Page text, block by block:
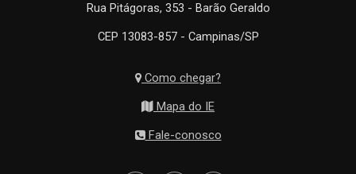
Rua Pitágoras, 353 - Barão Geraldo
CEP 13083-857 - Campinas/SP
Como chegar?
Mapa do IE
Fale-conosco